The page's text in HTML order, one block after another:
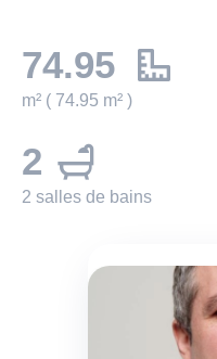
74.95
m² ( 74.95 m² )
2
2 salles de bains